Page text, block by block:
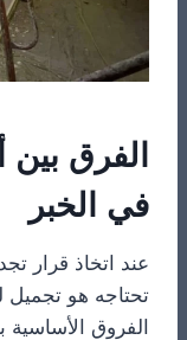
الفرق بين
في الخبر
عند اتخاذ قرار
تحتاجه هو تجميل
الفروق الأساسية